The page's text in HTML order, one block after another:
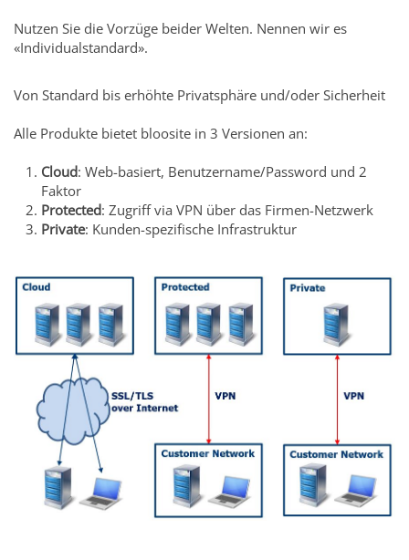
Nutzen Sie die Vorzüge beider Welten. Nennen wir es
«Individualstandard».
Von Standard bis erhöhte Privatsphäre und/oder Sicherheit
Alle Produkte bietet bloosite in 3 Versionen an:
Cloud: Web-basiert, Benutzername/Password und 2
Faktor
Protected: Zugriff via VPN über das Firmen-Netzwerk
Private: Kunden-spezifische Infrastruktur